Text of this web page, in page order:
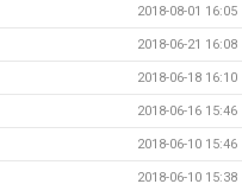
2018-08-01 16:05
2018-06-21 16:08
2018-06-18 16:10
2018-06-16 15:46
2018-06-10 15:46
2018-06-10 15:38